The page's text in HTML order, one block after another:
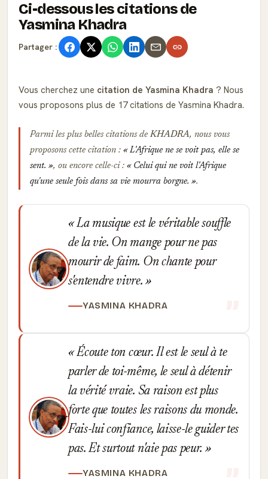
Ci-dessous les citations de
Yasmina Khadra
Partager :
Vous cherchez une citation de Yasmina Khadra ? Nous
vous proposons plus de 17 citations de Yasmina Khadra.
Parmi les plus belles citations de KHADRA, nous vous
proposons cette citation :
L'Afrique ne se voit pas, elle se
sent.
, ou encore celle-ci :
Celui qui ne voit l'Afrique
qu'une seule fois dans sa vie mourra borgne.
.
La musique est le véritable souffle
de la vie. On mange pour ne pas
mourir de faim. On chante pour
s'entendre vivre.
YASMINA KHADRA
Écoute ton cœur. Il est le seul à te
parler de toi-même, le seul à détenir
la vérité vraie. Sa raison est plus
forte que toutes les raisons du monde.
Fais-lui confiance, laisse-le guider tes
pas. Et surtout n'aie pas peur.
YASMINA KHADRA